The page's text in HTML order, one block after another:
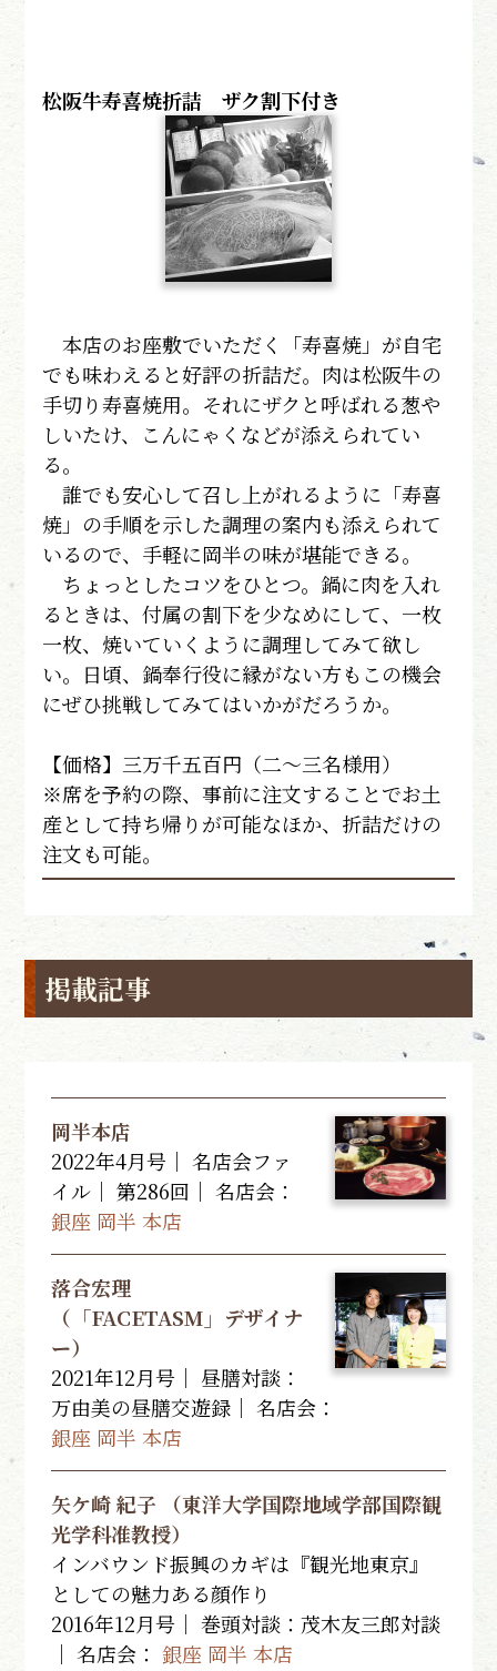
松阪牛寿喜焼折詰 ザク割下付き
本店のお座敷でいただく「寿喜焼」が自宅
でも味わえると好評の折詰だ。肉は松阪牛の
手切り寿喜焼用。それにザクと呼ばれる葱や
しいたけ、こんにゃくなどが添えられてい
る。
誰でも安心して召し上がれるように「寿喜
焼」の手順を示した調理の案内も添えられて
いるので、手軽に岡半の味が堪能できる。
ちょっとしたコツをひとつ。鍋に肉を入れ
るときは、付属の割下を少なめにして、一枚
一枚、焼いていくように調理してみて欲し
い。日頃、鍋奉行役に縁がない方もこの機会
にぜひ挑戦してみてはいかがだろうか。
【価格】三万千五百円（二～三名様用）
※席を予約の際、事前に注文することでお土
産として持ち帰りが可能なほか、折詰だけの
注文も可能。
掲載記事
岡半本店
2022年4月号｜ 名店会ファ
イル｜ 第286回｜名店会：
銀座 岡半 本店
落合宏理
（「FACETASM」デザイナ
ー）
2021年12月号｜ 昼膳対談：
万由美の昼膳交遊録｜名店会：
銀座 岡半 本店
矢ケ崎 紀子 （東洋大学国際地域学部国際観
光学科准教授）
インバウンド振興のカギは『観光地東京』
としての魅力ある顔作り
2016年12月号｜ 巻頭対談：茂木友三郎対談
｜名店会：銀座 岡半 本店